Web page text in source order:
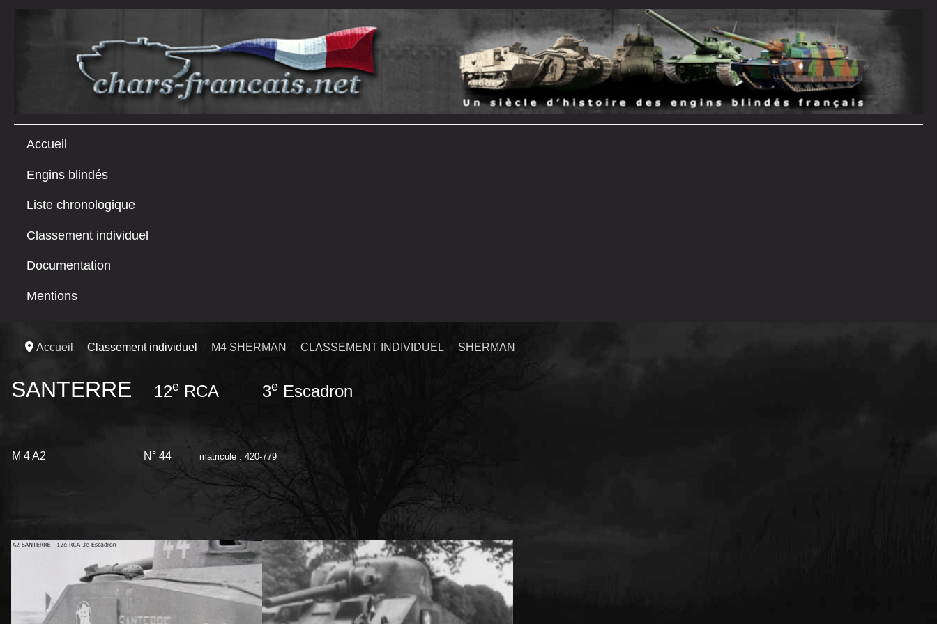
Accueil
Engins blindés
Liste chronologique
Classement individuel
Documentation
Mentions
Accueil Classement individuel M4 SHERMAN CLASSEMENT INDIVIDUEL SHERMAN
SANTERRE 12e RCA 3e Escadron
M 4 A2 N° 44 matricule : 420-779